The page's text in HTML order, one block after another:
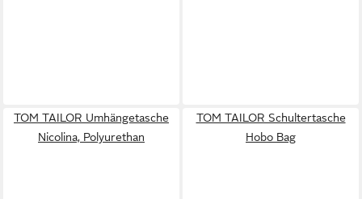
TOM TAILOR Umhängetasche
Nicolina, Polyurethan
TOM TAILOR Schultertasche
Hobo Bag